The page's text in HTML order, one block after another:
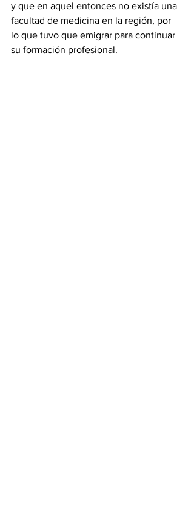
y que en aquel entonces no existía una
facultad de medicina en la región, por
lo que tuvo que emigrar para continuar
su formación profesional.